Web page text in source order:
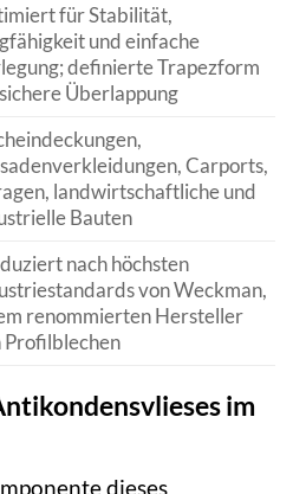
für Stabilität,
und einfache
definierte Trapezform
Überlappung
Carports,
landwirtschaftliche und
Bauten
nach höchsten
von Weckman,
renommierten Hersteller
Profilblechen
im
dieses